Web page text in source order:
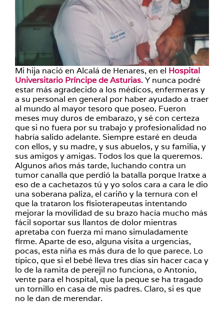
Mi hija nació en Alcalá de Henares, en el Hospital
Universitario Príncipe de Asturias. Y nunca podré
estar más agradecido a los médicos, enfermeras y
a su personal en general por haber ayudado a traer
al mundo al mayor tesoro que poseo. Fueron
meses muy duros de embarazo, y sé con certeza
que si no fuera por su trabajo y profesionalidad no
habría salido adelante. Siempre estaré en deuda
con ellos, y su madre, y sus abuelos, y su familia, y
sus amigos y amigas. Todos los que la queremos.
Algunos años más tarde, luchando contra un
tumor canalla que perdió la batalla porque Iratxe a
eso de a cachetazos tú y yo solos cara a cara le dio
una soberana paliza, el cariño y la ternura con el
que la trataron los fisioterapeutas intentando
mejorar la movilidad de su brazo hacía mucho más
fácil soportar sus llantos de dolor mientras
apretaba con fuerza mi mano simuladamente
firme. Aparte de eso, alguna visita a urgencias,
pocas, esta niña es más dura de lo que parece. Lo
típico, que si el bebé lleva tres días sin hacer caca y
lo de la ramita de perejil no funciona, o Antonio,
vente para el hospital, que la peque se ha tragado
un tornillo en casa de mis padres. Claro, si es que
no le dan de merendar.